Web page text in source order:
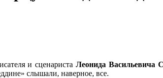
и сценариста Леонида Васильевича
слышали, наверное, все.